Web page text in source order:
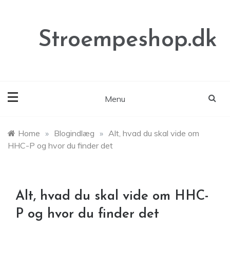
Stroempeshop.dk
Menu
Home » Blogindlæg » Alt, hvad du skal vide om
HHC-P og hvor du finder det
Alt, hvad du skal vide om HHC-
P og hvor du finder det